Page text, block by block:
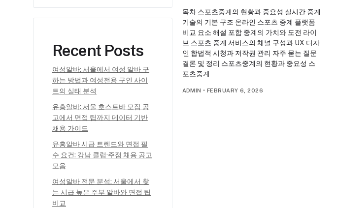
Recent Posts
여성알바: 서울에서 여성 알바 구
하는 방법과 여성전용 구인 사이
트의 실태 분석
유흥알바: 서울 호스트바 모집 공
고에서 면접 팁까지 데이터 기반
채용 가이드
유흥알바 시급 트렌드와 면접 필
수 요건: 강남 클럽·주점 채용 공고
모음
여성알바 전문 분석: 서울에서 찾
는 시급 높은 주부 알바와 면접 팁
비교
목차 스포츠중계의 현황과 중요성 실시간 중계
기술의 기본 구조 온라인 스포츠 중계 플랫폼
비교 요소 해설 포함 중계의 가치와 도전 라이
브 스포츠 중계 서비스의 채널 구성과 UX 디자
인 합법적 시청과 저작권 관리 자주 묻는 질문
결론 및 정리 스포츠중계의 현황과 중요성 스
포츠중계
ADMIN • FEBRUARY 6, 2026